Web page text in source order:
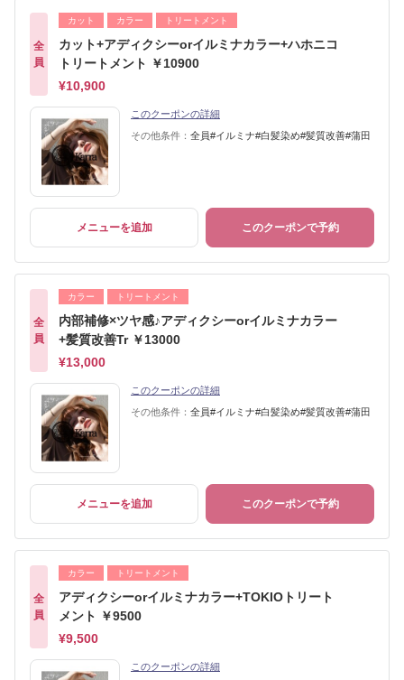
全
員
カット カラー トリートメント
カット+アディクシーorイルミナカラー+ハホニコ
トリートメント ￥10900
¥10,900
このクーポンの詳細
その他条件： 全員#イルミナ#白髪染め#髪質改善#蒲田
メニューを追加 このクーポンで予約
全
員
カラー トリートメント
内部補修×ツヤ感♪アディクシーorイルミナカラー
+髪質改善Tr ￥13000
¥13,000
このクーポンの詳細
その他条件： 全員#イルミナ#白髪染め#髪質改善#蒲田
メニューを追加 このクーポンで予約
全
員
カラー トリートメント
アディクシーorイルミナカラー+TOKIOトリート
メント ￥9500
¥9,500
このクーポンの詳細